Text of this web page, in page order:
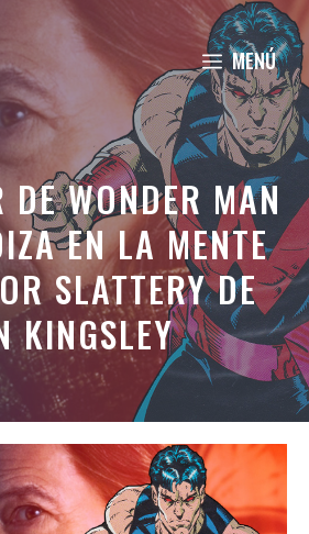
MENÚ
DE WONDER MAN
EN LA MENTE
SLATTERY DE
KINGSLEY